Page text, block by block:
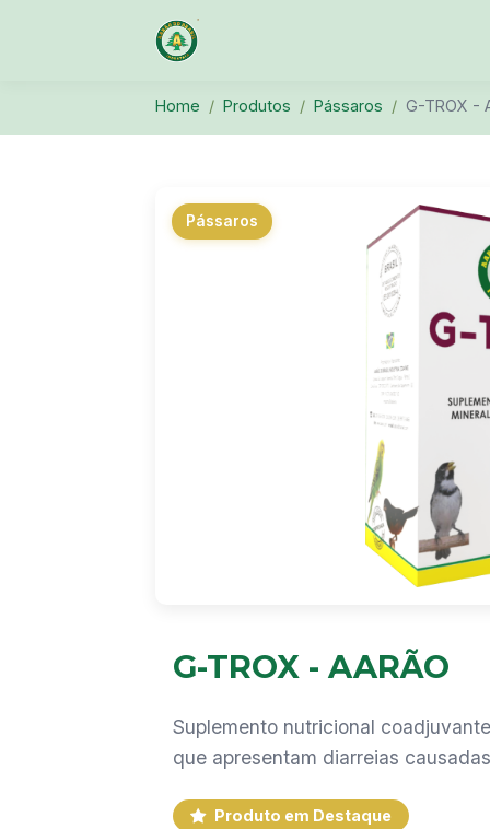
Home Produtos Pássaros G-TROX -
Pássaros
G-TROX - AARÃO
Suplemento nutricional
que apresentam diarreias
Produto em Destaque